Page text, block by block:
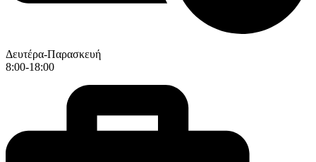
Δευτέρα-Παρασκευή
8:00-18:00